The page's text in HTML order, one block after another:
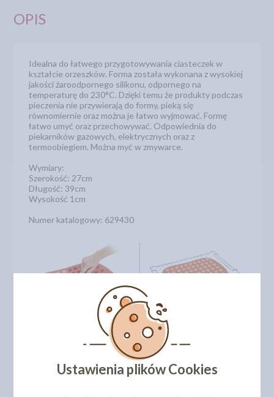
OPIS
Idealna do łatwego przygotowywania ciasteczek w
kształcie orzeszków. Forma została wykonana z wysokiej
jakości żaroodpornego silikonu, odpornego na
temperaturę do 230°C. Dzięki temu że produkty podczas
pieczenia nie przywierają do formy, pieką się
równomiernie oraz można je łatwo wyjmować. Formę
łatwo umyć oraz przechowywać. Odpowiednia do
piekarników gazowych, elektrycznych oraz z
termoobiegiem. Można myć w zmywarce.
Wymiary:
Szerokość: 27cm
Długość: 39cm
Wysokość 1cm
Numer katalogowy: 629430
Ustawienia plików Cookies